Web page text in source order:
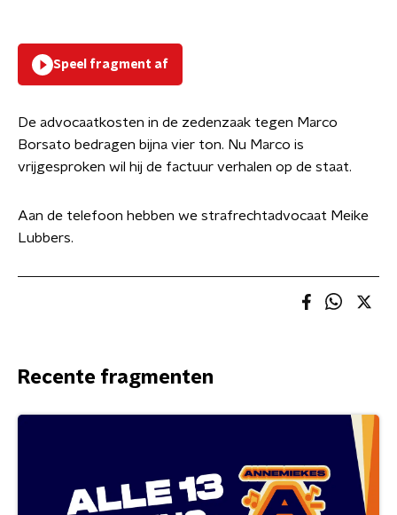
Speel fragment af
De advocaatkosten in de zedenzaak tegen Marco
Borsato bedragen bijna vier ton. Nu Marco is
vrijgesproken wil hij de factuur verhalen op de staat.
Aan de telefoon hebben we strafrechtadvocaat Meike
Lubbers.
Recente fragmenten